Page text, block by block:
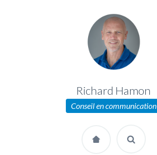
Richard Hamon
Conseil en communication